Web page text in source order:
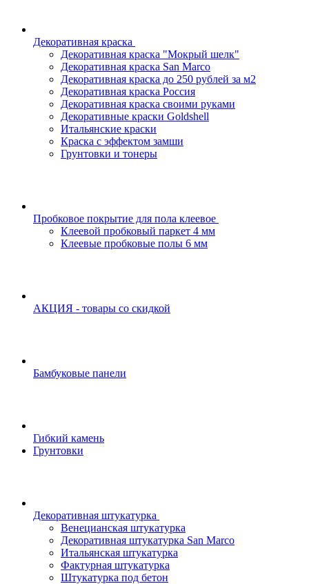
Декоративная краска
Декоративная краска "Мокрый шелк"
Декоративная краска San Marco
Декоративная краска до 250 рублей за м2
Декоративная краска Россия
Декоративная краска своими руками
Декоративные краски Goldshell
Итальянские краски
Краска с эффектом замши
Грунтовки и тонеры
Пробковое покрытие для пола клеевое
Клеевой пробковый паркет 4 мм
Клеевые пробковые полы 6 мм
АКЦИЯ - товары со скидкой
Бамбуковые панели
Гибкий камень
Грунтовки
Декоративная штукатурка
Венецианская штукатурка
Декоративная штукатурка San Marco
Итальянская штукатурка
Фактурная штукатурка
Штукатурка под бетон